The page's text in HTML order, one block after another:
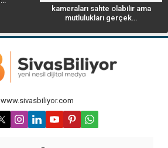
kameraları sahte olabilir ama
mutlulukları gerçek…
Geyik
www.sivasbiliyor.com